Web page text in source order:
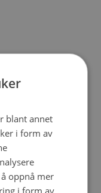
blant annet
i form av
oppnå mer
i form av